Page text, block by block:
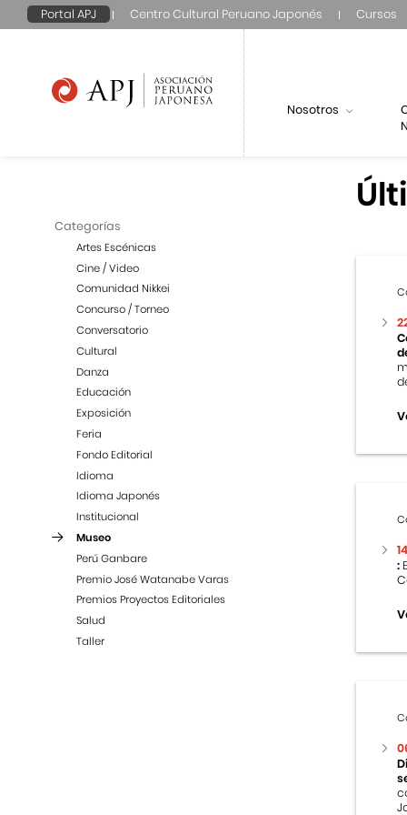
Portal APJ Centro Cultural Peruano Japonés Cursos
Nosotros
Categorías
Artes Escénicas
Cine / Video
Comunidad Nikkei
Concurso / Torneo
Conversatorio
Cultural
Danza
Educación
Exposición
Feria
Fondo Editorial
Idioma
Idioma Japonés
Institucional
Museo
Perú Ganbare
Premio José Watanabe Varas
Premios Proyectos Editoriales
Salud
Taller
: